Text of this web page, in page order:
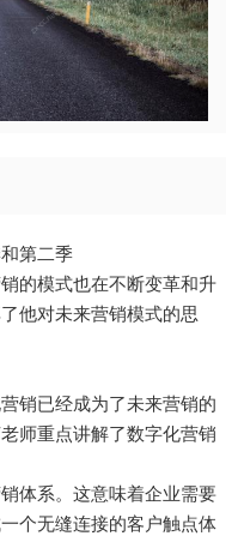
第二季
的模式也在不断变革和升
他对未来营销模式的思
销已经成为了未来营销的
师重点讲解了数字化营销
体系。这意味着企业需要
个无缝连接的客户触点体